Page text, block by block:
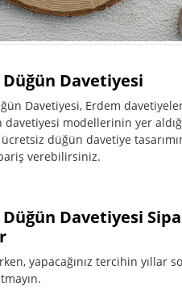
Düğün Davetiyesi
Davetiyesi, Erdem
modellerinin yer
düğün davetiye
verebilirsiniz.
Davetiyesi
yapacağınız tercihin yıllar